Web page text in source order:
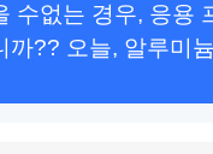
수없는 경우, 응용
?? 오늘, 알루미